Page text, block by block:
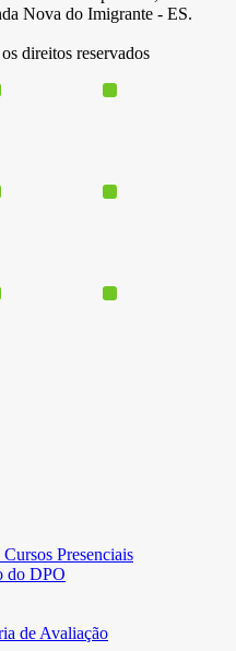
Nova do Imigrante - ES.
direitos reservados
Presenciais
do DPO
de Avaliação